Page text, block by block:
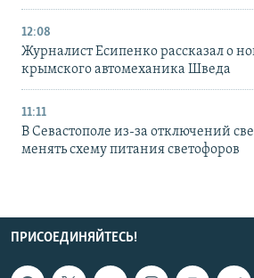
12:08
Журналист Есипенко рассказал о
крымского автомеханика Шведа
11:11
В Севастополе из-за отключений
менять схему питания светофоров
ПРИСОЕДИНЯЙТЕСЬ!